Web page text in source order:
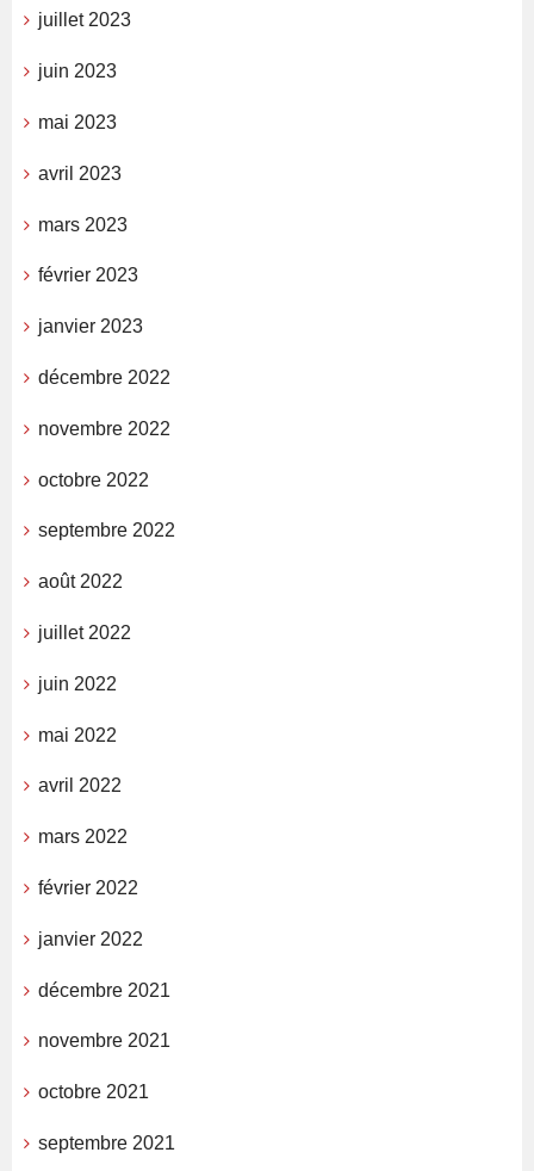
juillet 2023
juin 2023
mai 2023
avril 2023
mars 2023
février 2023
janvier 2023
décembre 2022
novembre 2022
octobre 2022
septembre 2022
août 2022
juillet 2022
juin 2022
mai 2022
avril 2022
mars 2022
février 2022
janvier 2022
décembre 2021
novembre 2021
octobre 2021
septembre 2021